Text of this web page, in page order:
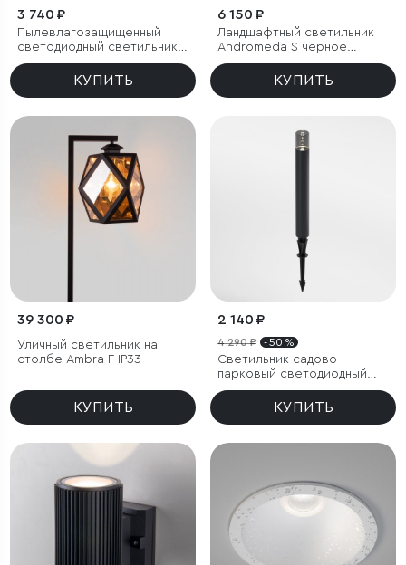
3 740 ₽
Пылевлагозащищенный
светодиодный светильник
Twinky Double серый IP54
КУПИТЬ
6 150 ₽
Ландшафтный светильник
Andromeda S черное
золото IP44
КУПИТЬ
39 300 ₽
Уличный светильник на
столбе Ambra F IP33
КУПИТЬ
2 140 ₽
4 290 ₽ - 50 %
Светильник садово-
парковый светодиодный
Hidden черный
КУПИТЬ